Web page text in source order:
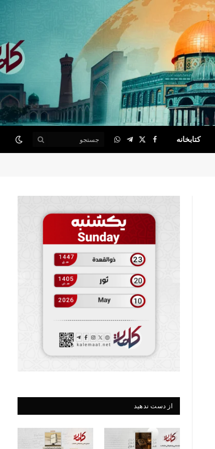
کتابخانه Facebook
X
(Twitter)
Telegram
WhatsApp
از دست ندهید